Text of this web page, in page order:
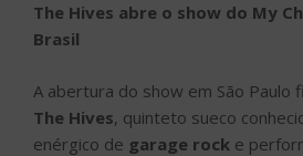
The Hives abre o show do My
Brasil
A abertura do show em São Paulo
The Hives, quinteto sueco
enérgico de garage rock e